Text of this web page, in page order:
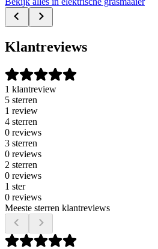
Klantreviews
1 klantreview
5 sterren
1 review
4 sterren
0 reviews
3 sterren
0 reviews
2 sterren
0 reviews
1 ster
0 reviews
Meeste sterren klantreviews